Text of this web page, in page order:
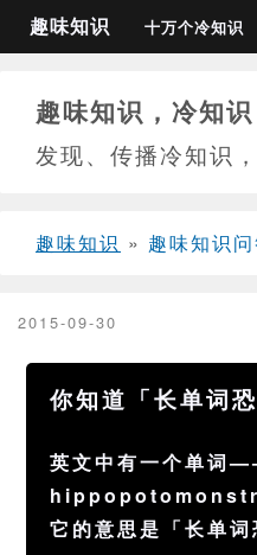
趣味知识 十万个冷知识
趣味知识，冷知
发现、传播冷知识
趣味知识 » 趣味知识
2015-09-30
你知道「长单词
英文中有一个单词
它的意思是「长单词